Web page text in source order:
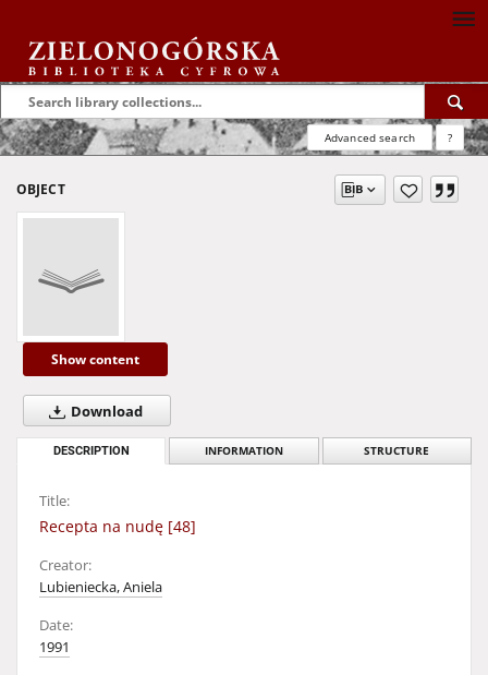
Advanced search ?
OBJECT
Show content
Download
DESCRIPTION INFORMATION STRUCTURE
Title:
Recepta na nudę [48]
Creator:
Lubieniecka, Aniela
Date:
1991